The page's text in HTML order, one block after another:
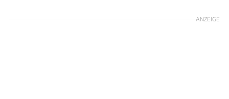
ANZEIGE